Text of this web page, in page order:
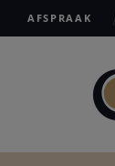
AFSPRAAK